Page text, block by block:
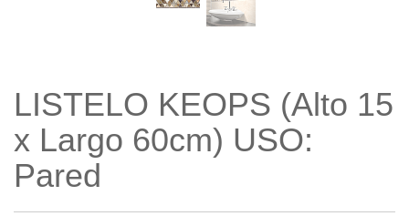
LISTELO KEOPS (Alto 15
x Largo 60cm) USO:
Pared